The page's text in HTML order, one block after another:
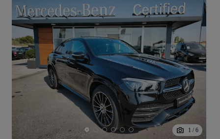
1 / 6